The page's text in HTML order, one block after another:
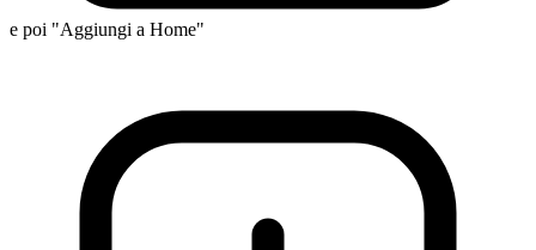
e poi "Aggiungi a Home"